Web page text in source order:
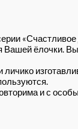
«Счастливое
Вашей ёлочки.
и с